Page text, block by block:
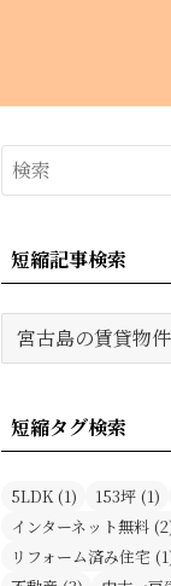
短縮記事検索
短
縮
事
検
短縮タグ検索
5LDK (1) 153坪 (1)
インターネット無料
リフォーム済み住宅